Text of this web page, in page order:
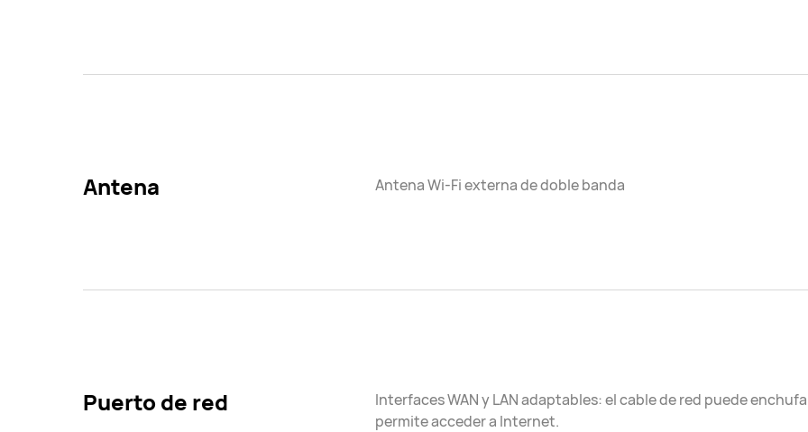
Antena Antena Wi-Fi externa de doble banda
Puerto de red
Interfaces WAN y LAN adaptables: el cable de red puede
permite acceder a Internet.